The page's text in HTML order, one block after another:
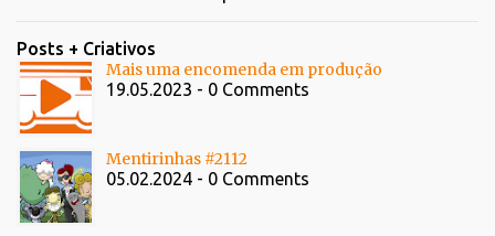
Posts + Criativos
Mais uma encomenda em produção
19.05.2023 - 0 Comments
Mentirinhas #2112
05.02.2024 - 0 Comments